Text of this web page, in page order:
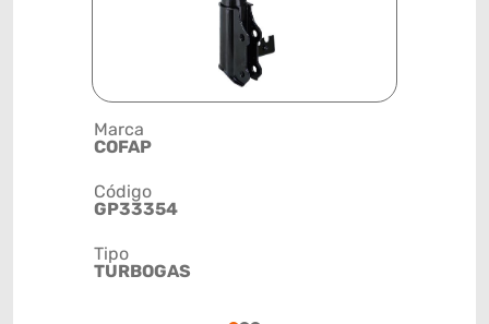
Marca
COFAP
Código
GP33354
Tipo
TURBOGAS